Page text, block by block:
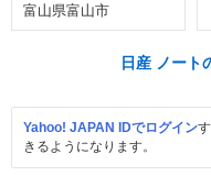
富山県富山市
日産 ノート
Yahoo! JAPAN IDでログイン
きるようになります。